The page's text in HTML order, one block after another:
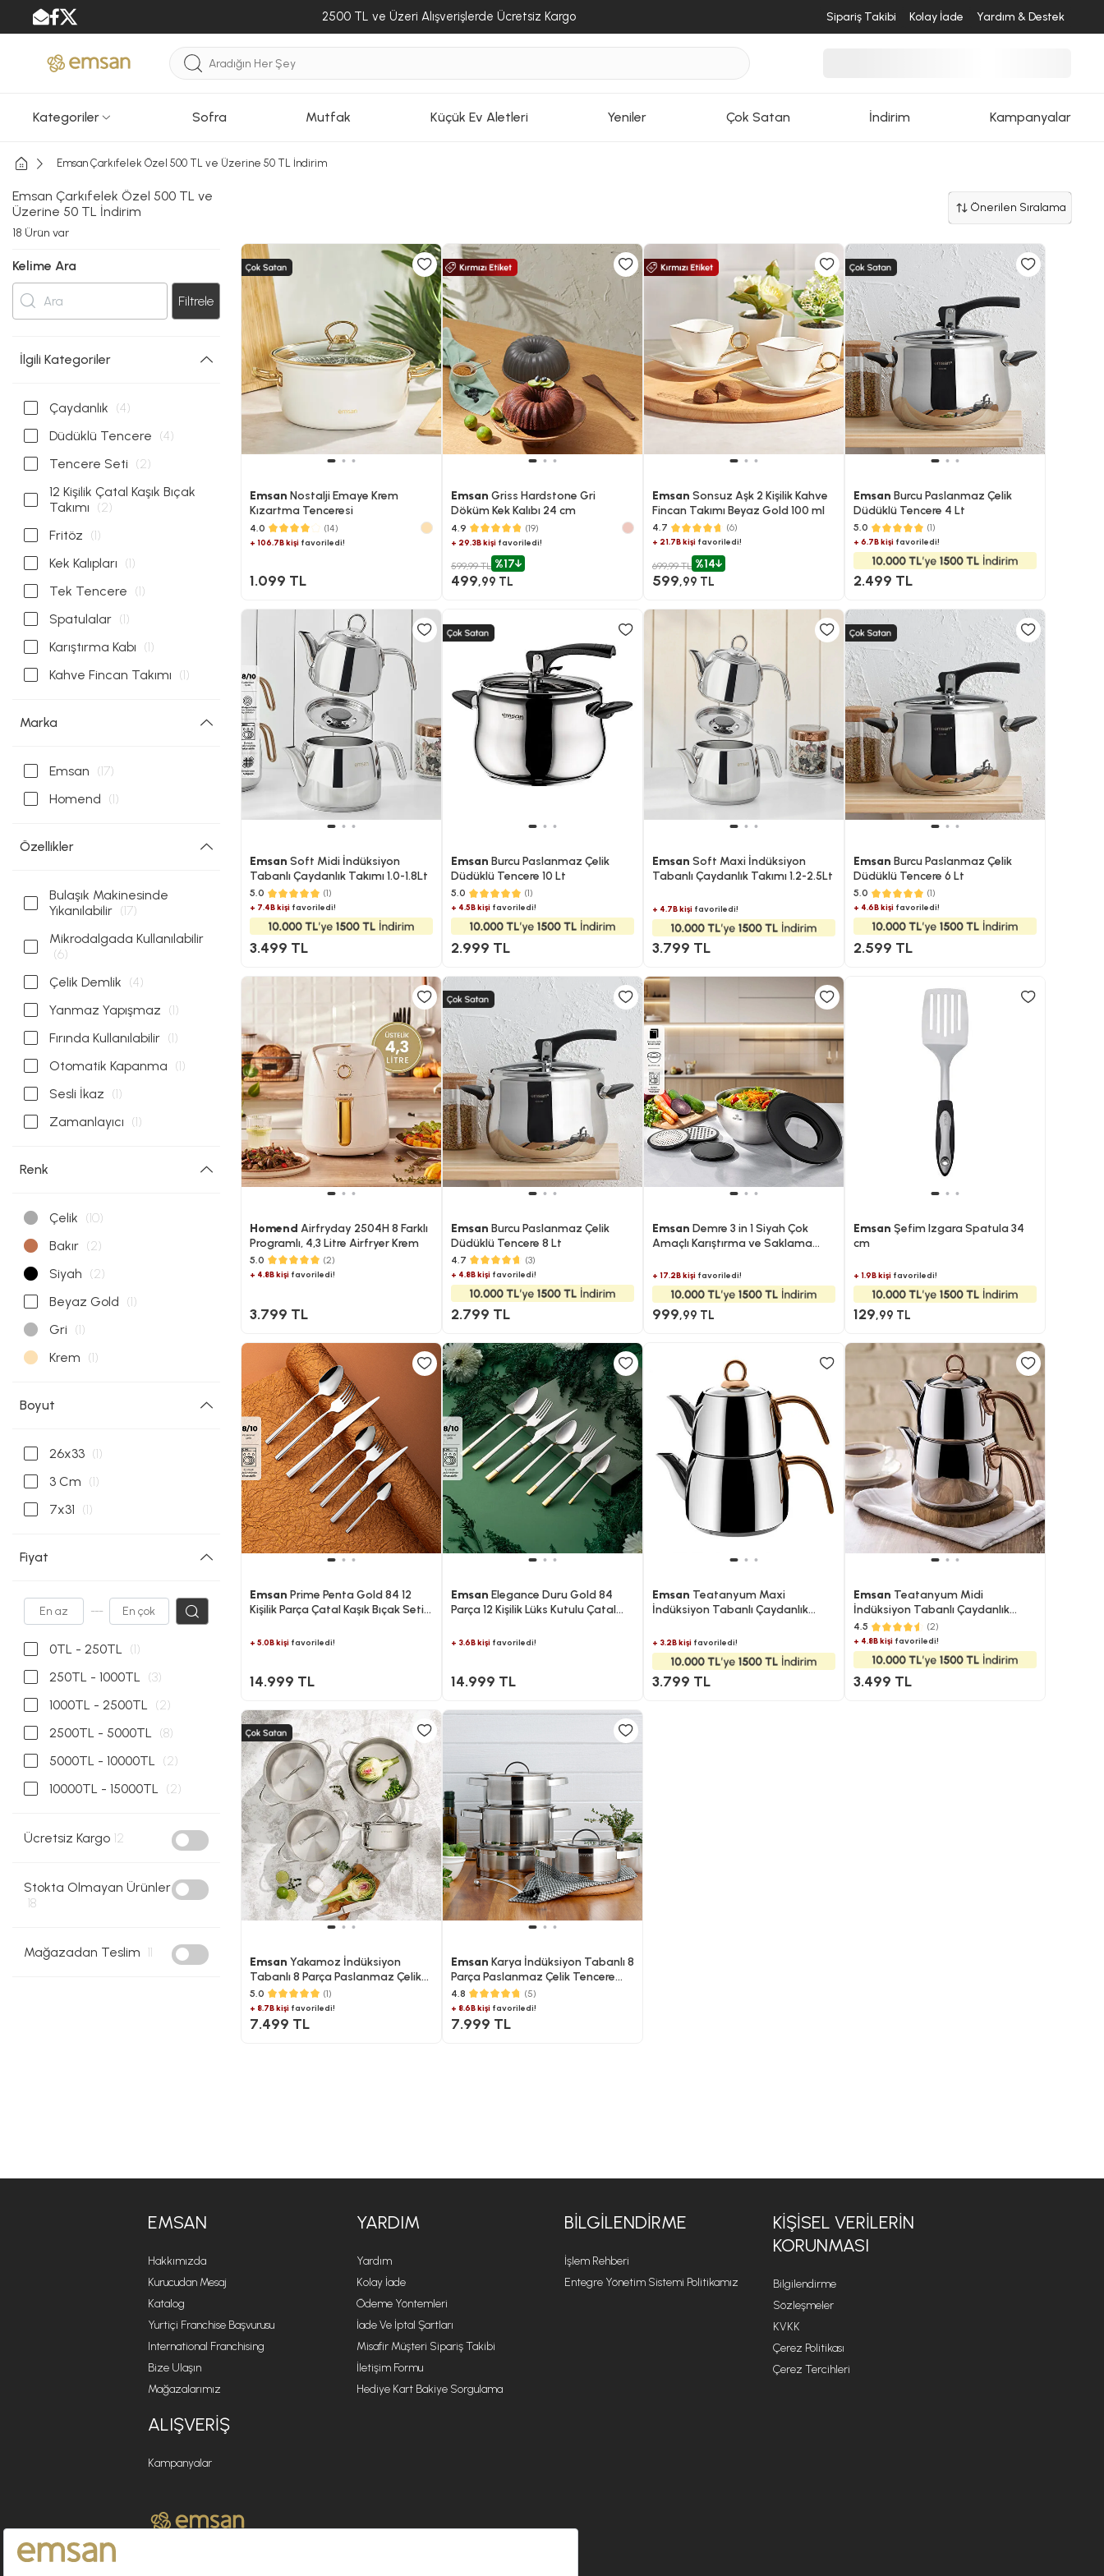
2500 TL ve Üzeri Alışverişlerde Ücretsiz Kargo Sipariş Takibi Kolay İade Yardım & Destek
Kategoriler Sofra Mutfak Küçük Ev Aletleri Yeniler Çok Satan İndirim Kampanyalar
Emsan Çarkıfelek Özel 500 TL ve Üzerine 50 TL İndirim
Emsan Çarkıfelek Özel 500 TL ve
Üzerine 50 TL İndirim
18 Ürün var
Kelime Ara
Filtrele
İlgili Kategoriler
Çaydanlık (4)
Düdüklü Tencere (4)
Tencere Seti (2)
12 Kişilik Çatal Kaşık Bıçak
Takımı (2)
Fritöz (1)
Kek Kalıpları (1)
Tek Tencere (1)
Spatulalar (1)
Karıştırma Kabı (1)
Kahve Fincan Takımı (1)
Marka
Emsan (17)
Homend (1)
Özellikler
Bulaşık Makinesinde
Yıkanılabilir (17)
Mikrodalgada Kullanılabilir
(6)
Çelik Demlik (4)
Yanmaz Yapışmaz (1)
Fırında Kullanılabilir (1)
Otomatik Kapanma (1)
Sesli İkaz (1)
Zamanlayıcı (1)
Renk
Çelik (10)
Bakır (2)
Siyah (2)
Beyaz Gold (1)
Gri (1)
Krem (1)
Boyut
26x33 (1)
3 Cm (1)
7x31 (1)
Fiyat
---
0TL - 250TL (1)
250TL - 1000TL (3)
1000TL - 2500TL (2)
2500TL - 5000TL (8)
5000TL - 10000TL (2)
10000TL - 15000TL (2)
Ücretsiz Kargo 12
Stokta Olmayan Ürünler
18
Mağazadan Teslim 11
Önerilen Sıralama
Emsan Nostalji Emaye Krem
Kızartma Tenceresi
4.0 (14)
+ 106.7B kişifavoriledi!
1.099 TL
Emsan Griss Hardstone Gri
Döküm Kek Kalıbı 24 cm
4.9 (19)
+ 29.3B kişifavoriledi!
599,99 TL %17
499,99 TL
Emsan Sonsuz Aşk 2 Kişilik Kahve
Fincan Takımı Beyaz Gold 100 ml
4.7 (6)
+ 21.7B kişifavoriledi!
699,99 TL %14
599,99 TL
Emsan Burcu Paslanmaz Çelik
Düdüklü Tencere 4 Lt
5.0 (1)
+ 6.7B kişi favoriledi!
2.499 TL
Emsan Soft Midi İndüksiyon
Tabanlı Çaydanlık Takımı 1.0-1.8Lt
5.0 (1)
+ 7.4B kişifavoriledi!
3.499 TL
Emsan Burcu Paslanmaz Çelik
Düdüklü Tencere 10 Lt
5.0 (1)
+ 4.5B kişifavoriledi!
2.999 TL
Emsan Soft Maxi İndüksiyon
Tabanlı Çaydanlık Takımı 1.2-2.5Lt
+ 4.7B kişifavoriledi!
3.799 TL
Emsan Burcu Paslanmaz Çelik
Düdüklü Tencere​ 6 Lt
5.0 (1)
+ 4.6B kişi favoriledi!
2.599 TL
Homend Airfryday 2504H 8 Farklı
Programlı, 4,3 Litre Airfryer Krem
5.0 (2)
+ 4.8B kişifavoriledi!
3.799 TL
Emsan Burcu Paslanmaz Çelik
Düdüklü Tencere 8 Lt
4.7 (3)
+ 4.8B kişifavoriledi!
2.799 TL
Emsan Demre 3 in 1 Siyah Çok
Amaçlı Karıştırma ve Saklama
+ 17.2B kişifavoriledi!
999,99 TL
Emsan Şefim Izgara Spatula 34
cm
+ 1.9B kişi favoriledi!
129,99 TL
Emsan Prime Penta Gold 84 12
Kişilik Parça Çatal Kaşık Bıçak Seti
+ 5.0B kişifavoriledi!
14.999 TL
Emsan Elegance Duru Gold 84
Parça 12 Kişilik Lüks Kutulu Çatal
+ 3.6B kişifavoriledi!
14.999 TL
Emsan Teatanyum Maxi
İndüksiyon Tabanlı Çaydanlık
+ 3.2B kişifavoriledi!
3.799 TL
Emsan Teatanyum Midi
İndüksiyon Tabanlı Çaydanlık
Takımı
4.5 (2)
+ 4.8B kişi favoriledi!
3.499 TL
Emsan Yakamoz İndüksiyon
Tabanlı 8 Parça Paslanmaz Çelik
Tencere Seti
5.0 (1)
+ 8.7B kişifavoriledi!
7.499 TL
Emsan Karya İndüksiyon Tabanlı 8
Parça Paslanmaz Çelik Tencere
Seti
4.8 (5)
+ 8.6B kişifavoriledi!
7.999 TL
EMSAN
Hakkımızda
Kurucudan Mesaj
Katalog
Yurtiçi Franchise Başvurusu
International Franchising
Bize Ulaşın
Mağazalarımız
YARDIM
Yardım
Kolay İade
Ödeme Yöntemleri
İade Ve İptal Şartları
Misafir Müşteri Sipariş Takibi
İletişim Formu
Hediye Kart Bakiye Sorgulama
BILGILENDIRME
İşlem Rehberi
Entegre Yönetim Sistemi Politikamız
KİŞİSEL VERİLERİN
KORUNMASI
Bilgilendirme
Sözleşmeler
KVKK
Çerez Politikası
Çerez Tercihleri
ALIŞVERIŞ
Kampanyalar